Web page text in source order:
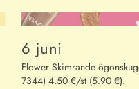
6 juni
Flower Skimrande
7344) 4.50 €/st (5.90 €).